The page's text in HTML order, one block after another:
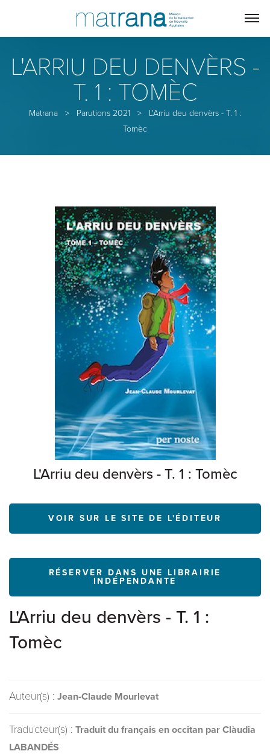
L'ARRIU DEU DENVÈRS -
T. 1 : TOMÈC
Matrana > Parutions 2021 >
L'Arriu deu denvèrs - T. 1 :
Tomèc
L'Arriu deu denvèrs - T. 1 : Tomèc
VOIR SUR LE SITE DE L'ÉDITEUR
RÉSERVER DANS UNE LIBRAIRIE
INDÉPENDANTE
L'Arriu deu denvèrs - T. 1 :
Tomèc
Auteur(s) : Jean-Claude Mourlevat
Traducteur(s) : Traduit du français en occitan par Clàudia
LABANDÉS